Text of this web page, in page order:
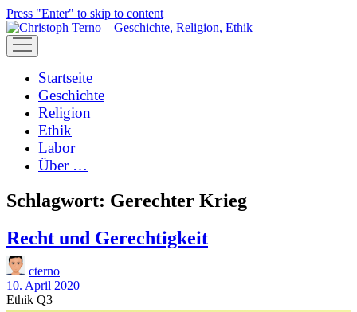
Press "Enter" to skip to content
open
menu
Startseite
Geschichte
Religion
Ethik
Labor
Über …
Schlagwort: Gerechter Krieg
Recht und Gerechtigkeit
cterno
10. April 2020
Ethik Q3